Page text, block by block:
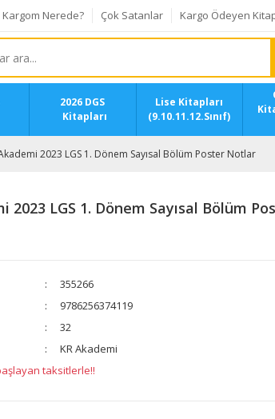
Kargom Nerede? Çok Satanlar Kargo Ödeyen
2026 DGS
Kitapları
Lise Kitapları
(9.10.11.12.Sınıf)
2023 LGS 1. Dönem Sayısal Bölüm Poster Notlar
2023 LGS 1. Dönem Sayısal Bölüm
355266
9786256374119
32
KR Akademi
taksitlerle!!